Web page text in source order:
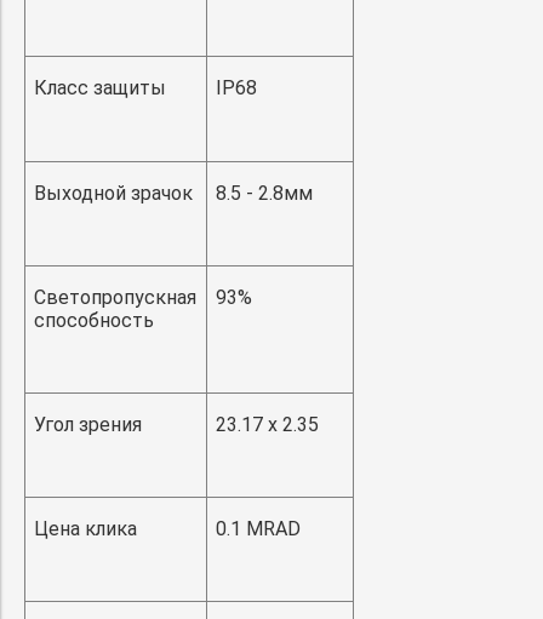
Класс защиты IP68
Выходной зрачок 8.5 - 2.8мм
Светопропускная
способность
93%
Угол зрения 23.17 x 2.35
Цена клика 0.1 MRAD